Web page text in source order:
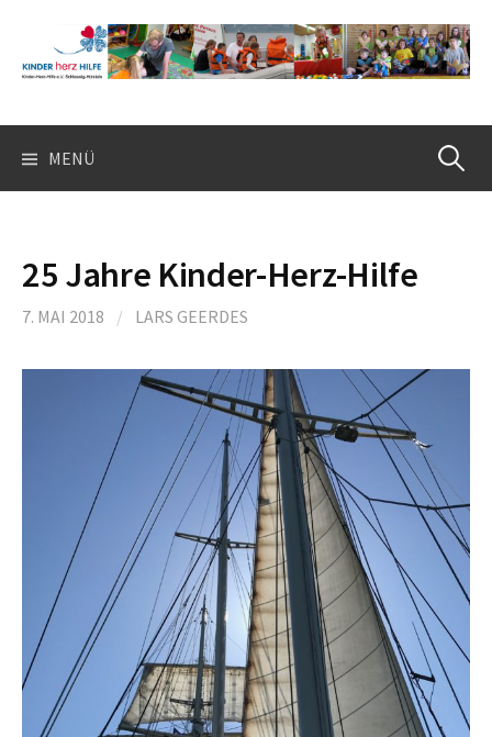
Inhalt
MENÜ Suchen
25 Jahre Kinder-Herz-Hilfe
7. MAI 2018 / LARS GEERDES